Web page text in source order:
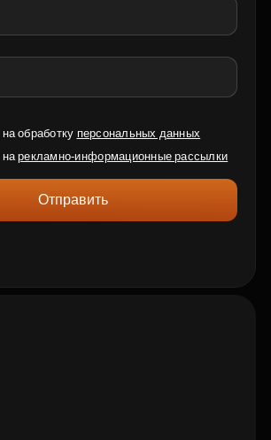
обработку персональных данных
нарекламно-информационные рассылки
Отправить